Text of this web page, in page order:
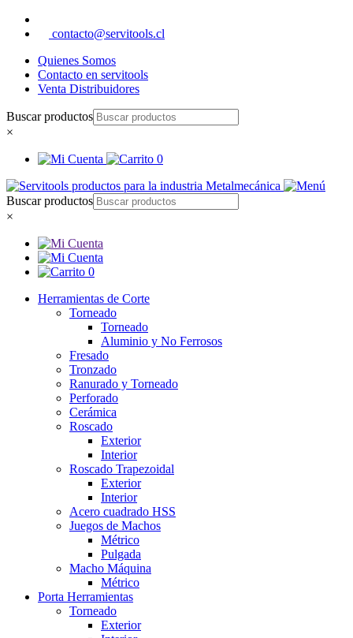
contacto@servitools.cl
Quienes Somos
Contacto en servitools
Venta Distribuidores
Buscar productos
×
0
Buscar productos
×
0
Herramientas de Corte
Torneado
Torneado
Aluminio y No Ferrosos
Fresado
Tronzado
Ranurado y Torneado
Perforado
Cerámica
Roscado
Exterior
Interior
Roscado Trapezoidal
Exterior
Interior
Acero cuadrado HSS
Juegos de Machos
Métrico
Pulgada
Macho Máquina
Métrico
Porta Herramientas
Torneado
Exterior